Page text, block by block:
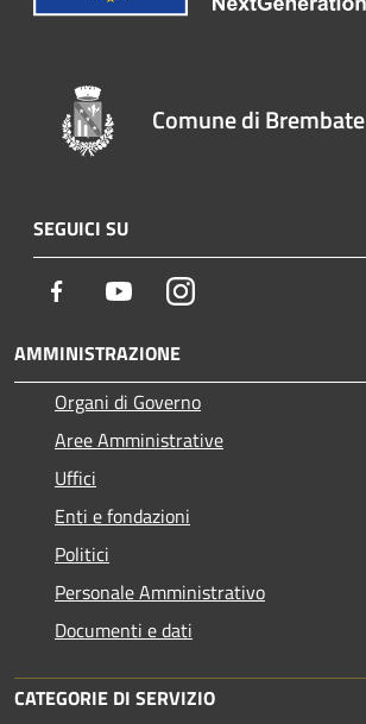
Comune di Brembate
SEGUICI SU
Facebook YoutubeInstagram
AMMINISTRAZIONE
Organi di Governo
Aree Amministrative
Uffici
Enti e fondazioni
Politici
Personale Amministrativo
Documenti e dati
CATEGORIE DI SERVIZIO